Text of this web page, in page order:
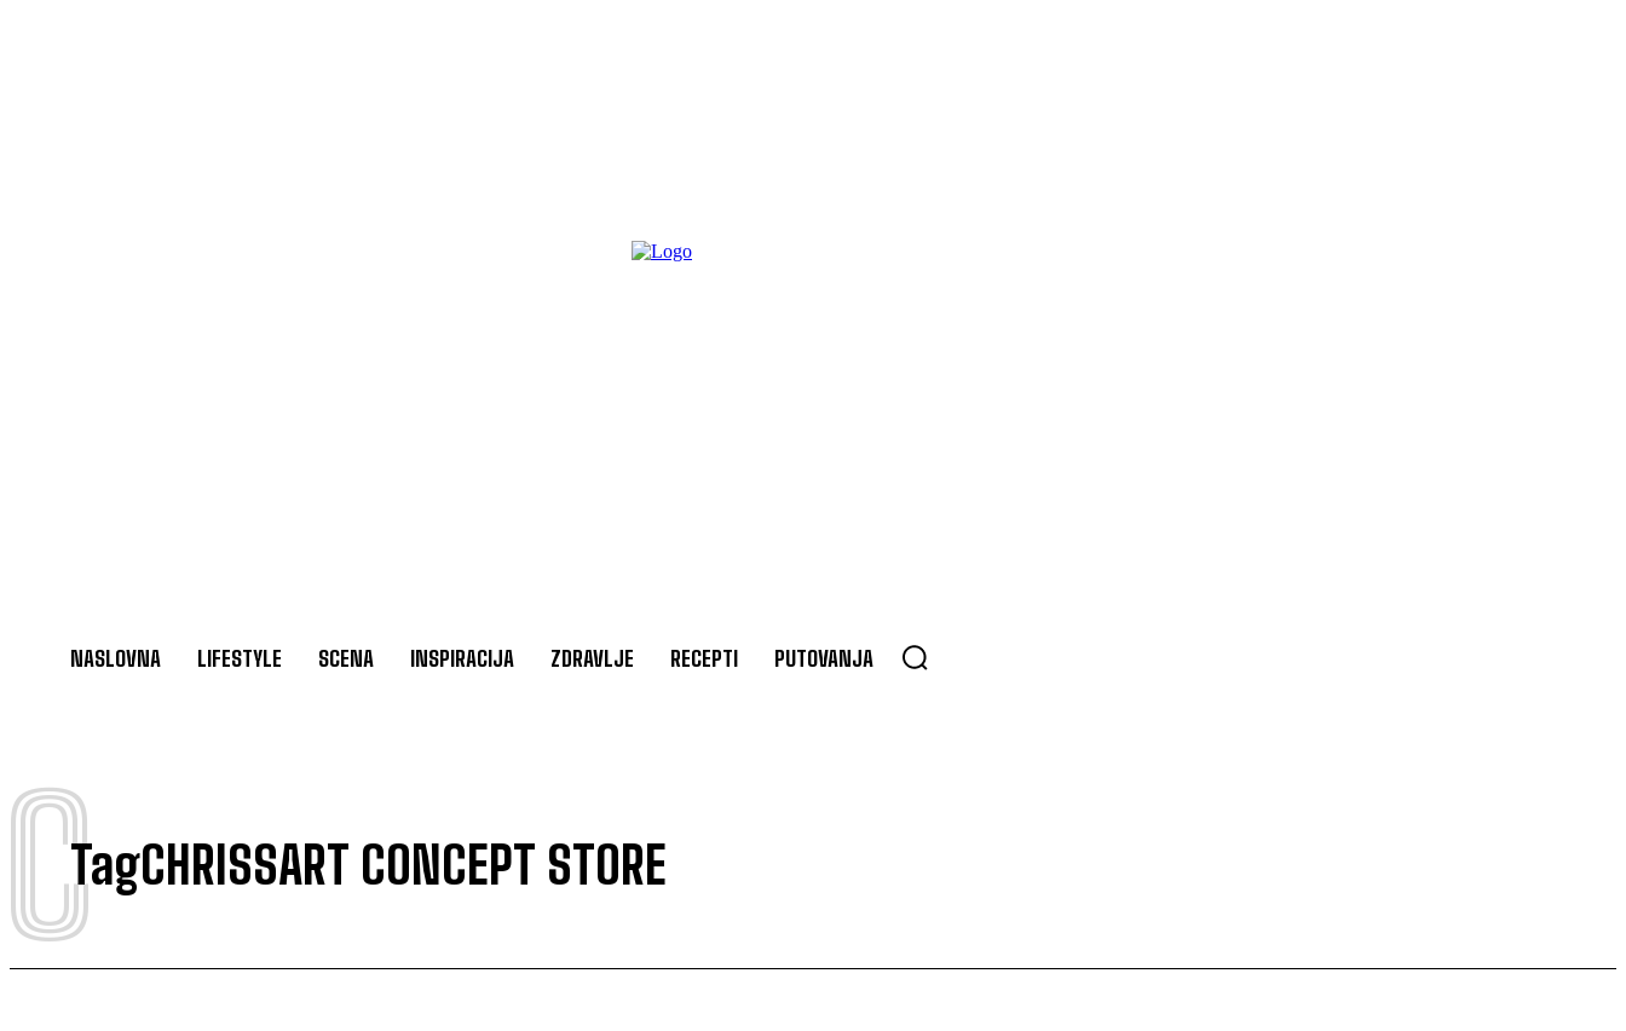
NASLOVNA LIFESTYLE SCENA INSPIRACIJA ZDRAVLJE RECEPTI PUTOVANJA
TagCHRISSART CONCEPT STORE
C